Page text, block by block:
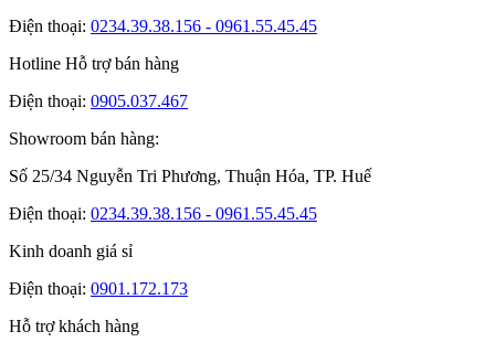
Điện thoại: 0234.39.38.156 - 0961.55.45.45
Hotline Hỗ trợ bán hàng
Điện thoại: 0905.037.467
Showroom bán hàng:
Số 25/34 Nguyễn Tri Phương, Thuận Hóa, TP. Huế
Điện thoại: 0234.39.38.156 - 0961.55.45.45
Kinh doanh giá sỉ
Điện thoại: 0901.172.173
Hỗ trợ khách hàng